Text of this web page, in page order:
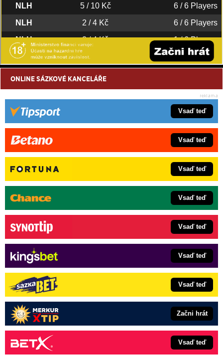
ONLINE SÁZKOVÉ KANCELÁŘE
Vsaď teď
Vsaď teď
Vsaď teď
Vsaď teď
Vsaď teď
Vsaď teď
Vsaď teď
Začni hrát
Vsaď teď